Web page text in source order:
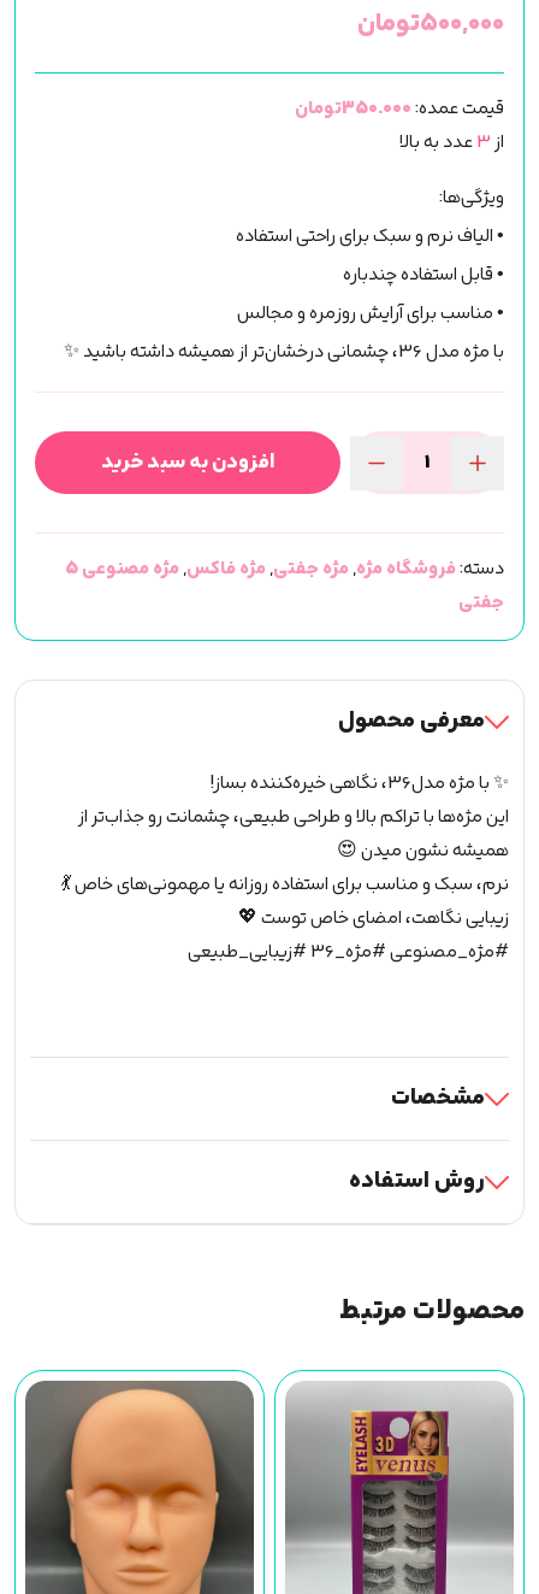
۵۰۰,۰۰۰تومان
قیمت عمده:350.000تومان
از3عدد به بالا
ویژگی‌ها:
• الیاف نرم و سبک برای راحتی استفاده
• قابل استفاده چندباره
• مناسب برای آرایش روزمره و مجالس
با مژه مدل 36، چشمانی درخشان‌تر از همیشه داشته باشید ✨
جفتی
(مژه
مصنوعی)
(کد36)
عدد
افزودن به سبد خرید
دسته:فروشگاه مژه,مژه جفتی,مژه فاکس,
مژه مصنوعی 5
جفتی
معرفی محصول
✨ با مژه مدل36، نگاهی خیره‌کننده بساز!
این مژه‌ها با تراکم بالا و طراحی طبیعی، چشمانت رو جذاب‌تر از
همیشه نشون میدن 😍
نرم، سبک و مناسب برای استفاده روزانه یا مهمونی‌های خاص 💃
زیبایی نگاهت، امضای خاص توست 💖
#مژه_مصنوعی #مژه_36 #زیبایی_طبیعی
مشخصات
روش استفاده
محصولات مرتبط